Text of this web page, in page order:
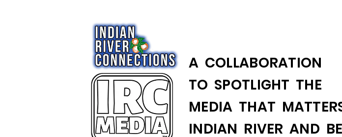
A COLLABORATION
TO SPOTLIGHT THE
MEDIA THAT
INDIAN RIVER AND